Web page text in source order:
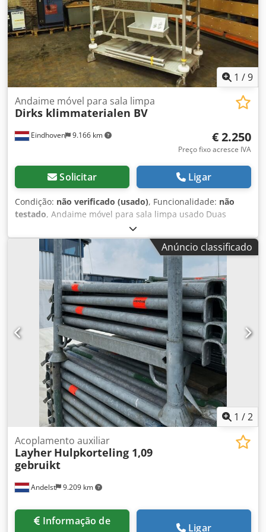
1 /9
Eindhoven 9.166 km
Andaime móvel para sala limpa
Dirks klimmaterialen BV
€ 2.250
Preço fixo acresce IVA
Solicitar Ligar
Condição: não verificado (usado), Funcionalidade: não
testado, Andaime móvel para sala limpa usado Duas
alturas de plataforma: ~1,29 metros ~2,29 metros Com
manual de instruções. Exclusivamente para uso interno.
Máx. 250 kg por piso de trabalho. Dsdpoxiv Hijfx Af Aeck
Anúncio classificado
1 /2
Andelst 9.209 km
Acoplamento auxiliar
Layher Hulpkorteling 1,09
gebruikt
Ligar